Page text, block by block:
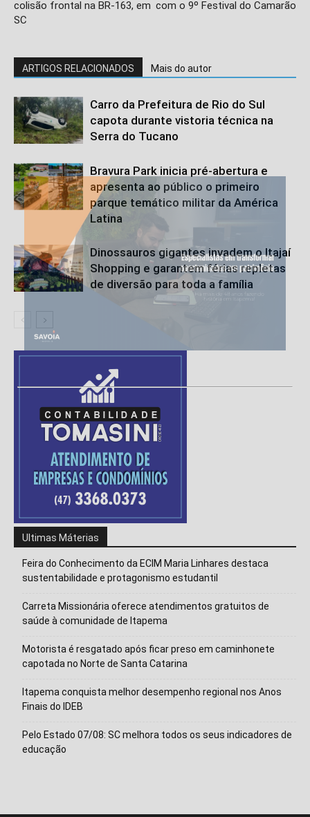
colisão frontal na BR-163, em
SC
com o 9º Festival do Camarão
ARTIGOS RELACIONADOS Mais do autor
Carro da Prefeitura de Rio do Sul
capota durante vistoria técnica na
Serra do Tucano
Bravura Park inicia pré-abertura e
apresenta ao público o primeiro
parque temático militar da América
Latina
Dinossauros gigantes invadem o Itajaí
Shopping e garantem férias repletas
de diversão para toda a família
Ultimas Máterias
Feira do Conhecimento da ECIM Maria Linhares destaca
sustentabilidade e protagonismo estudantil
Carreta Missionária oferece atendimentos gratuitos de
saúde à comunidade de Itapema
Motorista é resgatado após ficar preso em caminhonete
capotada no Norte de Santa Catarina
Itapema conquista melhor desempenho regional nos Anos
Finais do IDEB
Pelo Estado 07/08: SC melhora todos os seus indicadores de
educação